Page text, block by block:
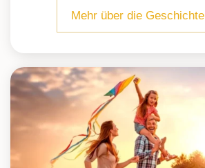
Mehr über die Geschichte